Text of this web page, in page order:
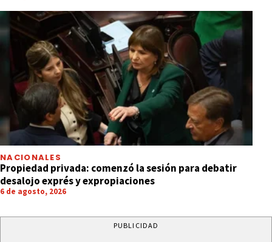
NACIONALES
Propiedad privada: comenzó la sesión para debatir
desalojo exprés y expropiaciones
6 de agosto, 2026
PUBLICIDAD